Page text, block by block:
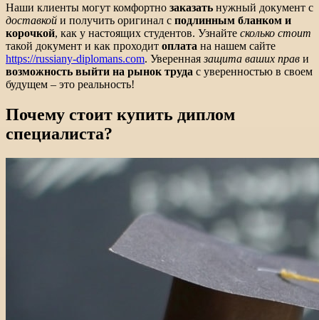
Наши клиенты могут комфортно заказать нужный документ с
доставкой и получить оригинал с подлинным бланком и
корочкой, как у настоящих студентов. Узнайте сколько стоит
такой документ и как проходит оплата на нашем сайте
https://russiany-diplomans.com. Уверенная защита ваших прав и
возможность выйти на рынок труда с уверенностью в своем
будущем – это реальность!
Почему стоит купить диплом
специалиста?